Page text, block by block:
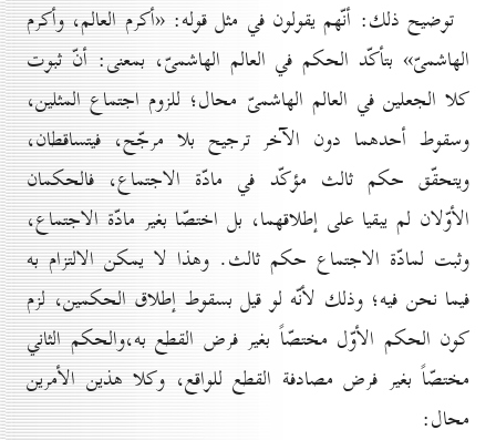
توضيح ذلك: أنّهم يقولون في مثل قوله: «أكرم العالم، وأكرم
الهاشمىّ» بتأكّد الحكم في العالم الهاشمىّ، بمعنى: أنّ ثبوت
كلا الجعلين في العالم الهاشمىّ محال؛ للزوم اجتماع المثلين،
وسقوط أحدهما دون الآخر ترجيح بلا مرجّح، فيتساقطان،
ويتحقّق حكم ثالث مؤكّد في مادّة الاجتماع، فالحكمان
الأوّلان لم يبقيا على إطلاقهما، بل اختصّا بغير مادّة الاجتماع،
وثبت لمادّة الاجتماع حكم ثالث. وهذا لا يمكن الالتزام به
فيما نحن فيه؛ وذلك لأنّه لو قيل بسقوط إطلاق الحكمين، لزم
كون الحكم الأوّل مختصّاً بغير فرض القطع به،والحكم الثاني
مختصّاً بغير فرض مصادفة القطع للواقع، وكلا هذين الأمرين
محال: